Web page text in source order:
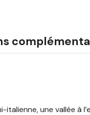
une vallée à